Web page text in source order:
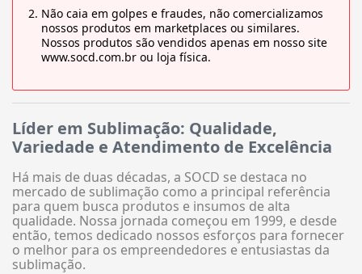
Não caia em golpes e fraudes, não comercializamos
nossos produtos em marketplaces ou similares.
Nossos produtos são vendidos apenas em nosso site
www.socd.com.br ou loja física.
Líder em Sublimação: Qualidade,
Variedade e Atendimento de Excelência
Há mais de duas décadas, a SOCD se destaca no
mercado de sublimação como a principal referência
para quem busca produtos e insumos de alta
qualidade. Nossa jornada começou em 1999, e desde
então, temos dedicado nossos esforços para fornecer
o melhor para os empreendedores e entusiastas da
sublimação.